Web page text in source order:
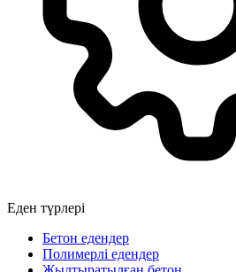
Еден түрлері
Бетон едендер
Полимерлі едендер